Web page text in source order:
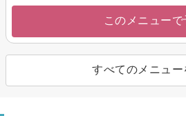
このメニューで
すべてのメニュー